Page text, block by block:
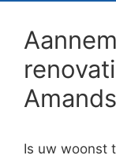
Is uw woonst